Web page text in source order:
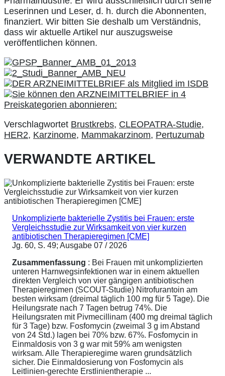
Leserinnen und Leser, d. h. durch die Abonnenten,
finanziert. Wir bitten Sie deshalb um Verständnis,
dass wir aktuelle Artikel nur auszugsweise
veröffentlichen können.
Verschlagwortet Brustkrebs, CLEOPATRA-Studie,
HER2, Karzinome, Mammakarzinom, Pertuzumab
VERWANDTE ARTIKEL
Unkomplizierte bakterielle Zystitis bei Frauen: erste
Vergleichsstudie zur Wirksamkeit von vier kurzen
antibiotischen Therapieregimen [CME]
Jg. 60, S. 49; Ausgabe 07 / 2026
Zusammenfassung : Bei Frauen mit unkomplizierten
unteren Harnwegsinfektionen war in einem aktuellen
direkten Vergleich von vier gängigen antibiotischen
Therapieregimen (SCOUT-Studie) Nitrofurantoin am
besten wirksam (dreimal täglich 100 mg für 5 Tage). Die
Heilungsrate nach 7 Tagen betrug 74%. Die
Heilungsraten mit Pivmecillinam (400 mg dreimal täglich
für 3 Tage) bzw. Fosfomycin (zweimal 3 g im Abstand
von 24 Std.) lagen bei 70% bzw. 67%. Fosfomycin in
Einmaldosis von 3 g war mit 59% am wenigsten
wirksam. Alle Therapieregime waren grundsätzlich
sicher. Die Einmaldosierung von Fosfomycin als
Leitlinien-gerechte Erstlinientherapie ...